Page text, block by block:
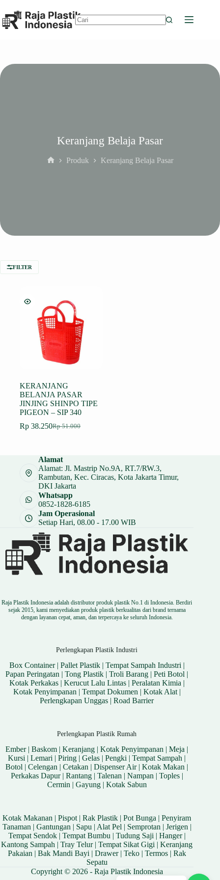
to
content
Keranjang Belaja Pasar
Produk Keranjang Belaja Pasar
FILTER
KERANJANG
BELANJA PASAR
JINJING SHINPO TIPE
PIGEON – SIP 340
Rp51.000
Harga
Rp 51.000.
Rp 38.250Harga
adalah:
Rp 38.250.
Alamat
Alamat: Jl. Mastrip No.9A, RT.7/RW.3,
Rambutan, Kec. Ciracas, Kota Jakarta Timur,
DKI Jakarta
Whatsapp
0852-1828-6185
Jam Operasional
Setiap Hari, 08.00 - 17.00 WIB
Raja Plastik Indonesia adalah distributor produk plastik No.1 di Indonesia. Berdiri
sejak 2015, kami menyediakan produk plastik berkualitas dari brand ternama
dengan layanan cepat, aman, dan terpercaya ke seluruh Indonesia.
Perlengkapan Plastik Industri
Box Container| Pallet Plastik| Tempat Sampah Industri |
Papan Peringatan |Tong Plastik |Troli Barang |Peti Botol |
Kotak Perkakas| Kerucut Lalu Lintas| Peralatan Kimia |
Kotak Penyimpanan | Tempat Dokumen | Kotak Alat|
Perlengkapan Unggas |Road Barrier
Perlengkapan Plastik Rumah
Ember|Baskom |Keranjang |Kotak Penyimpanan |Meja |
Kursi |Lemari |Piring |Gelas |Pengki |Tempat Sampah |
Botol |Celengan |Cetakan |Dispenser Air|Kotak Makan |
Perkakas Dapur| Rantang| Talenan| Nampan| Toples|
Cermin| Gayung| Kotak Sabun
Kotak Makanan |Pispot|Rak Plastik |Pot Bunga |Penyiram
Tanaman| Gantungan| Sapu| Alat Pel| Semprotan| Jerigen|
Tempat Sendok| Tempat Bumbu| Tudung Saji| Hanger|
Kantong Sampah |Tray Telur|Tempat Sikat Gigi |Keranjang
Pakaian| Bak Mandi Bayi| Drawer| Teko| Termos| Rak
Sepatu
Copyright © 2026 - Raja Plastik Indonesia